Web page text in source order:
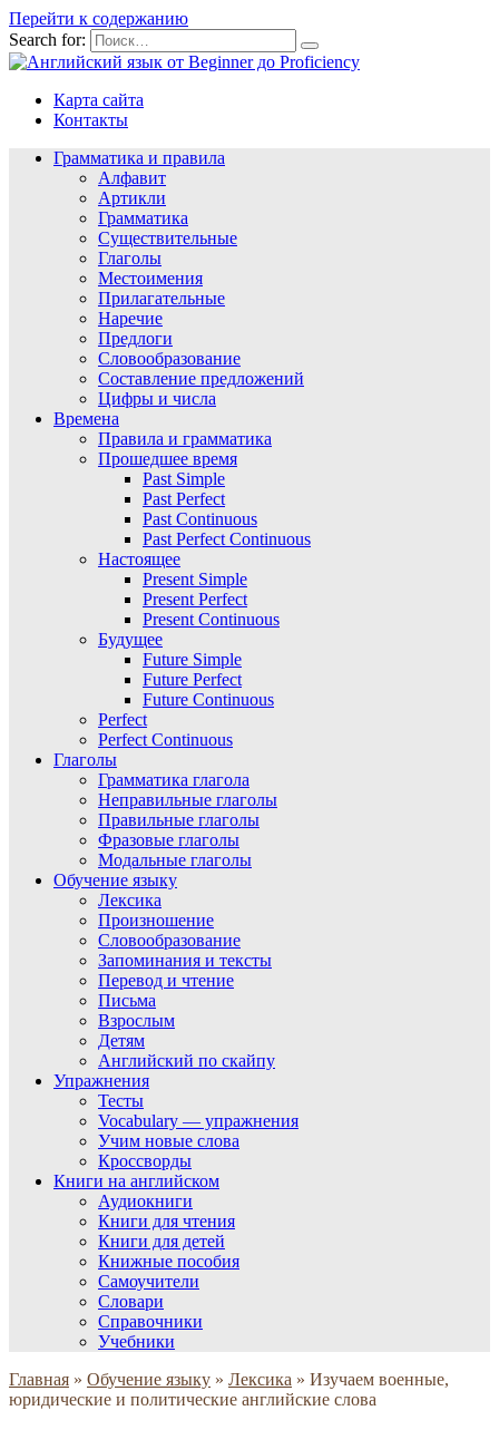
Перейти к содержанию
Search for:
Карта сайта
Контакты
Грамматика и правила
Алфавит
Артикли
Грамматика
Существительные
Глаголы
Местоимения
Прилагательные
Наречие
Предлоги
Словообразование
Составление предложений
Цифры и числа
Времена
Правила и грамматика
Прошедшее время
Past Simple
Past Perfect
Past Continuous
Past Perfect Continuous
Настоящее
Present Simple
Present Perfect
Present Continuous
Будущее
Future Simple
Future Perfect
Future Continuous
Perfect
Perfect Continuous
Глаголы
Грамматика глагола
Неправильные глаголы
Правильные глаголы
Фразовые глаголы
Модальные глаголы
Обучение языку
Лексика
Произношение
Словообразование
Запоминания и тексты
Перевод и чтение
Письма
Взрослым
Детям
Английский по скайпу
Упражнения
Тесты
Vocabulary — упражнения
Учим новые слова
Кроссворды
Книги на английском
Аудиокниги
Книги для чтения
Книги для детей
Книжные пособия
Самоучители
Словари
Справочники
Учебники
Главная » Обучение языку » Лексика » Изучаем военные,
юридические и политические английские слова